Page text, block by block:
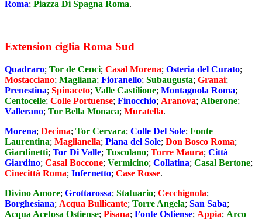
Roma; Piazza Di Spagna Roma.
Extension ciglia Roma Sud
Quadraro; Tor de Cenci; Casal Morena; Osteria del Curato;
Mostacciano; Magliana; Fioranello; Subaugusta; Granai;
Prenestina; Spinaceto; Valle Castilione; Montagnola Roma;
Centocelle; Colle Portuense; Finocchio; Aranova; Alberone;
Vallerano; Tor Bella Monaca; Muratella.
Morena; Decima; Tor Cervara; Colle Del Sole; Fonte
Laurentina; Maglianella; Piana del Sole; Don Bosco Roma;
Giardinetti; Tor Di Valle; Tuscolano; Torre Maura; Città
Giardino; Casal Boccone; Vermicino; Collatina; Casal Bertone;
Cinecittà Roma; Infernetto; Case Rosse.
Divino Amore; Grottarossa; Statuario; Cecchignola;
Borghesiana; Acqua Bullicante; Torre Angela; San Saba;
Acqua Acetosa Ostiense; Pisana; Fonte Ostiense; Appia; Arco